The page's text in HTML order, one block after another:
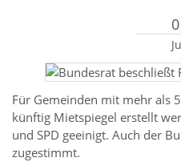
Für Gemeinden mit mehr als
künftig Mietspiegel erstellt
und SPD geeinigt. Auch der
zugestimmt.